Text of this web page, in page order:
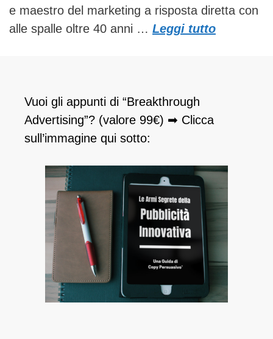
e maestro del marketing a risposta diretta con
alle spalle oltre 40 anni … Leggi tutto
Vuoi gli appunti di “Breakthrough
Advertising”? (valore 99€) ➡ Clicca
sull’immagine qui sotto: